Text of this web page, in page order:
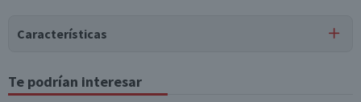
goma xanthan, sorbato de potasio, benzoato de sodio,
colorante betacaroteno.
Tabla nutricional
Características
Tipo de Producto
Mayonesa
Te podrían interesar